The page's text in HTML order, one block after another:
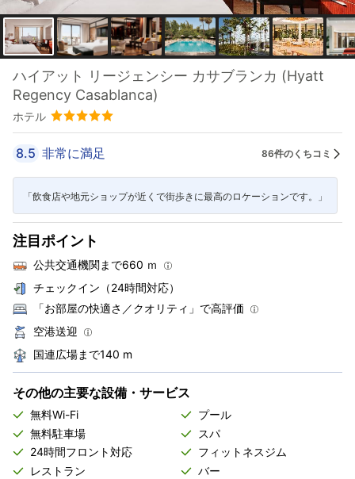
ハイアット リージェンシー カサブランカ (Hyatt
Regency Casablanca)
ホテル
8.5 非常に満足 86件のくちコミ
「飲食店や地元ショップが近くで街歩きに最高のロケーションです。」
注目ポイント
公共交通機関まで660 ｍ
チェックイン（24時間対応）
「お部屋の快適さ／クオリティ」で高評価
空港送迎
国連広場まで140 m
その他の主要な設備・サービス
無料Wi-Fi
プール
無料駐車場
スパ
24時間フロント対応
フィットネスジム
レストラン
バー